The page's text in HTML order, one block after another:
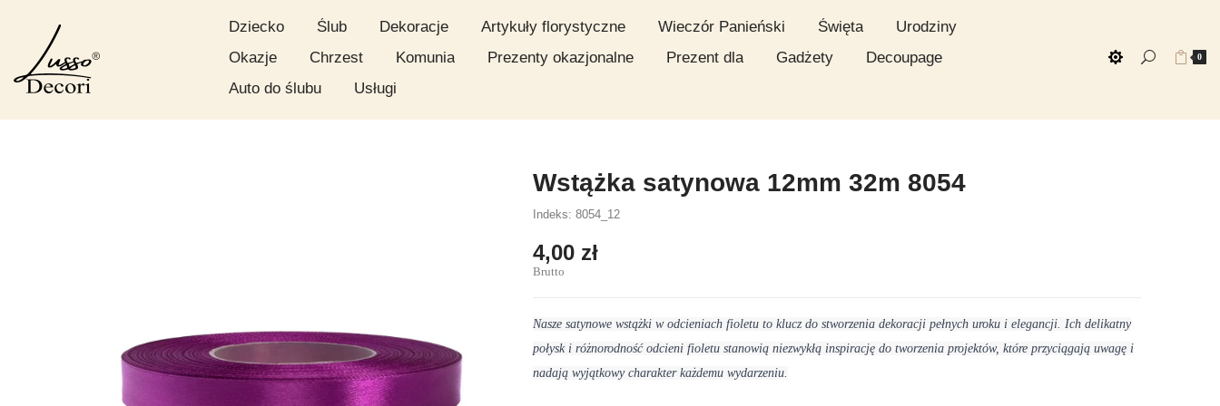
Dziecko Ślub Dekoracje Artykuły florystyczne Wieczór Panieński Święta
Urodziny
Okazje
Chrzest Komunia Prezenty okazjonalne Prezent dla Gadżety
Decoupage
Auto do ślubu
Usługi
0
Wstążka satynowa 12mm 32m 8054
Indeks: 8054_12
4,00 zł
Brutto
Nasze satynowe wstążki w odcieniach fioletu to klucz do stworzenia dekoracji pełnych uroku i elegancji. Ich delikatny
połysk i różnorodność odcieni fioletu stanowią niezwykłą inspirację do tworzenia projektów, które przyciągają uwagę i
nadają wyjątkowy charakter każdemu wydarzeniu.